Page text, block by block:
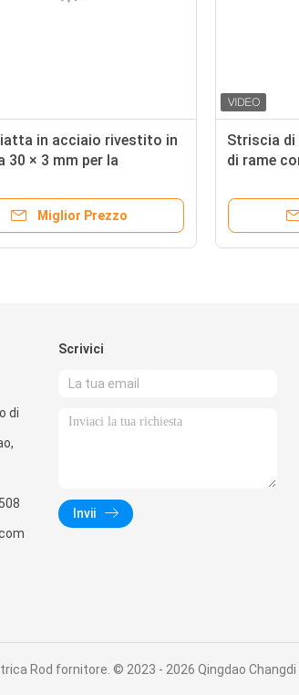
in acciaio rivestito in
30 × 3 mm per la
Miglior Prezzo
Striscia
di rame
di
Scrivici
Invii
Rod fornitore. © 2023 - 2026 Qingdao